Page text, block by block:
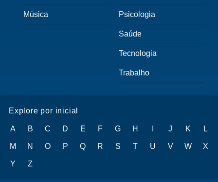
Música Psicologia
Saúde
Tecnologia
Trabalho
Explore por inicial
A B C D E F G H J K L
M N O P Q R S T U V W X
Y Z